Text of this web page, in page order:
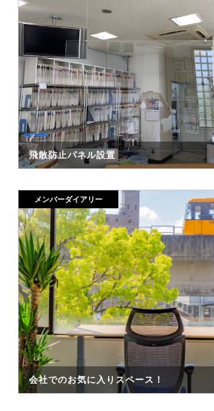
飛散防止パネル設置
メンバーダイアリー
会社でのお気に入りスペース！